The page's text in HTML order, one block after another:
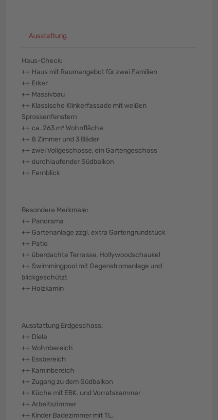
Ausstattung
Haus-Check:
++ Haus mit Raumangebot für zwei Familien
++ Erker
++ Massivbau
++ Klassische Klinkerfassade mit weißen
Sprossenfenstern
++ ca. 263 m² Wohnfläche
++ 8 Zimmer und 3 Bäder
++ zwei Vollgeschosse, ein Gartengeschoss
++ durchlaufender Südbalkon
++ Fernblick
Besondere Merkmale:
++ Panorama
++ Gartenanlage zzgl. extra Gartengrundstück
++ Patio
++ überdachte Terrasse, Hollywoodschaukel
++ Swimmingpool mit Gegenstromanlage und
blickgeschützt
++ Holzkamin
Ausstattung Erdgeschoss:
++ Diele
++ Wohnbereich
++ Essbereich
++ Kaminbereich
++ Zugang zu dem Südbalkon
++ Küche mit EBK. und Vorratskammer
++ Arbeitszimmer
++ Kinder Badezimmer mit TL.